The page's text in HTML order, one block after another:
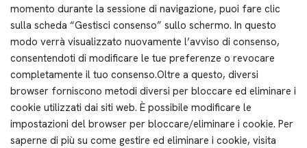
momento durante la sessione di navigazione, puoi fare clic
sulla scheda “Gestisci consenso” sullo schermo. In questo
modo verrà visualizzato nuovamente l’avviso di consenso,
consentendoti di modificare le tue preferenze o revocare
completamente il tuo consenso.Oltre a questo, diversi
browser forniscono metodi diversi per bloccare ed eliminare i
cookie utilizzati dai siti web. È possibile modificare le
impostazioni del browser per bloccare/eliminare i cookie. Per
saperne di più su come gestire ed eliminare i cookie, visita